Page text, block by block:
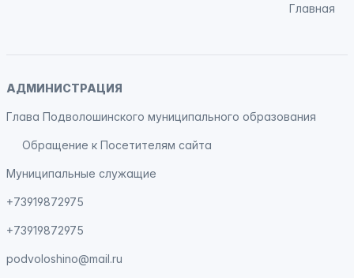
Главная
АДМИНИСТРАЦИЯ
Глава Подволошинского муниципального образования
Обращение к Посетителям сайта
Муниципальные служащие
+73919872975
+73919872975
podvoloshino@mail.ru